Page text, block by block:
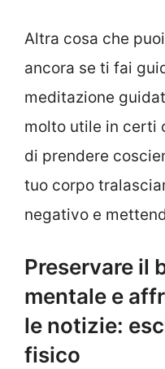
Altra cosa che
ancora se ti fai
meditazione
molto utile in certi
di prendere
tuo corpo
negativo e
Preservare il
mentale e
le notizie:
fisico